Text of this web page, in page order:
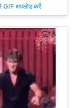
GIF अपलोड करें